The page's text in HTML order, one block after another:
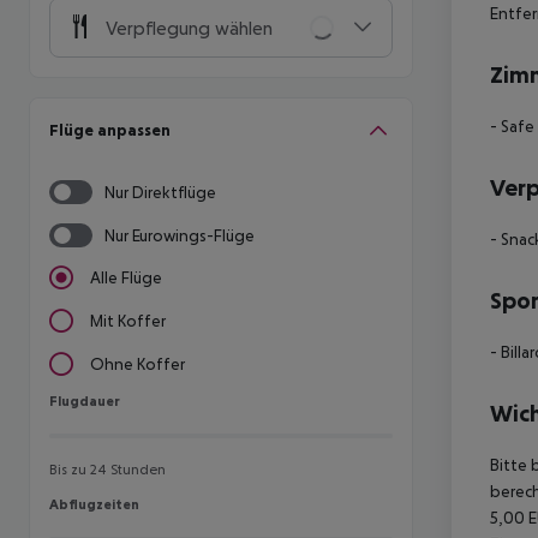
Verpflegung wählen
Flüge anpassen
Nur Direktflüge
Nur Eurowings-Flüge
Alle Flüge
Mit Koffer
Ohne Koffer
Flugdauer
Flugdauer
Bis zu 24 Stunden
Abflugzeiten
Abflugzeiten
- Safe
-
-
Bitte
5,00